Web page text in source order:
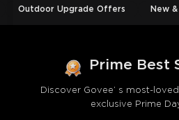
Outdoor Upgrade Offers New
Prime Best
Discover Govee’ s most-
exclusive Prime